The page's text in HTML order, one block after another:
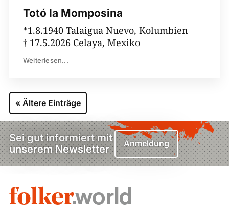
Totó la Momposina
*1.8.1940 Talaigua Nuevo, Kolumbien
† 17.5.2026 Celaya, Mexiko
Weiterlesen...
« Ältere Einträge
Sei gut informiert mit
unserem Newsletter
Anmeldung